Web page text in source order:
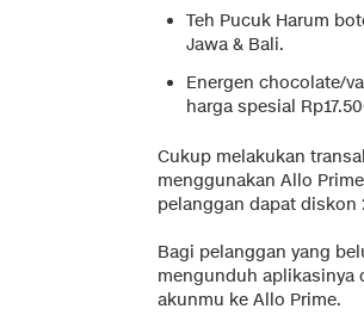
Teh Pucuk Harum
Jawa & Bali.
Energen chocolate/
harga spesial
Cukup melakukan
menggunakan Allo
pelanggan dapat diskon
Bagi pelanggan yang
mengunduh aplikasinya
akunmu ke Allo Prime.